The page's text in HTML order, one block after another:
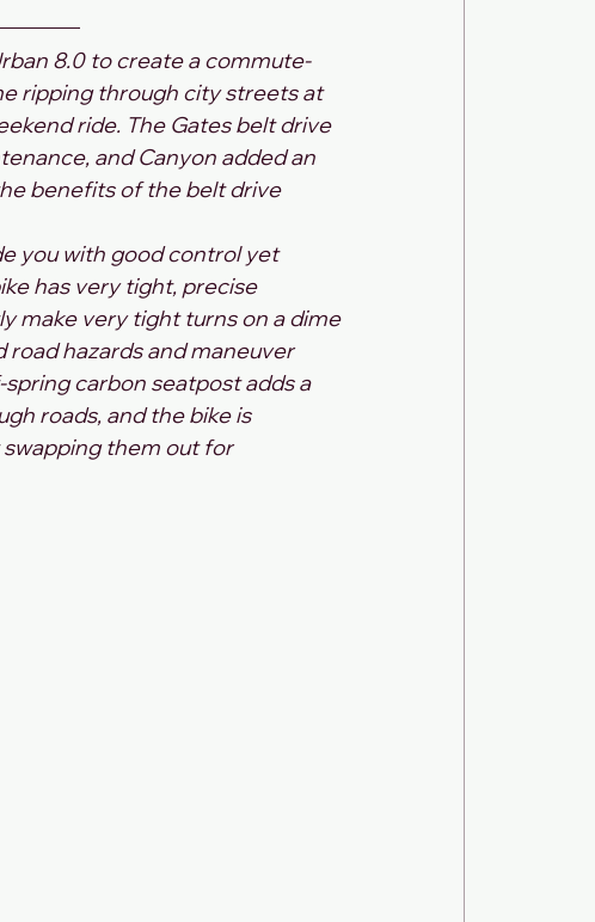
8.0 to create a commute-
ripping through city streets at
ride. The Gates belt drive
and Canyon added an
benefits of the belt drive
you with good control yet
has very tight, precise
make very tight turns on a dime
hazards and maneuver
carbon seatpost adds a
roads, and the bike is
them out for